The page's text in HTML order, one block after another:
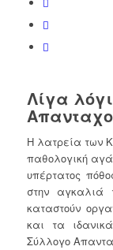
Λίγα
Η λατρεία των
παθολογική
υπέρτατος
στην αγκαλιά
καταστούν
και τα
Σύλλογο